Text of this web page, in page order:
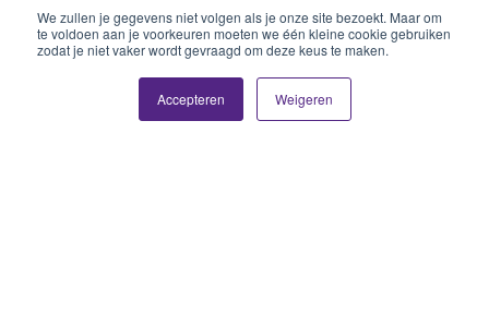
We zullen je gegevens niet volgen als je onze site bezoekt. Maar om
te voldoen aan je voorkeuren moeten we één kleine cookie gebruiken
zodat je niet vaker wordt gevraagd om deze keus te maken.
Accepteren Weigeren